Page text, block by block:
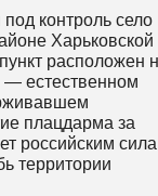
контроль село
Харьковской
расположен
— естественном
плацдарма за
российским
территории